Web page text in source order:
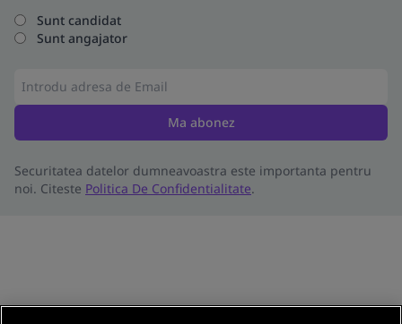
Sunt candidat
Sunt angajator
Ma abonez
Securitatea datelor dumneavoastra este importanta pentru
noi. Citeste Politica De Confidentialitate.